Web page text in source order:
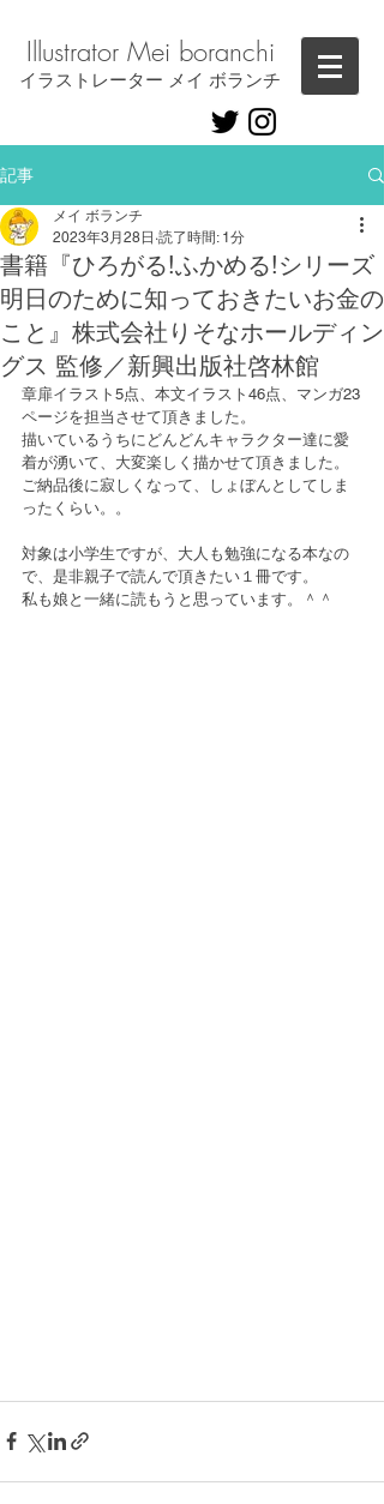
Illustrator ​Mei boranchi
​イラストレーター メイ ボランチ
記事
書籍『ひろがる!ふかめる!シリーズ
明日のために知っておきたいお金の
こと』株式会社りそなホールディン
グス 監修／新興出版社啓林館
メイ ボランチ
2023年3月28日 読了時間: 1分
章扉イラスト5点、本文イラスト46点、マンガ23
ページを担当させて頂きました。
描いているうちにどんどんキャラクター達に愛
着が湧いて、大変楽しく描かせて頂きました。
ご納品後に寂しくなって、しょぼんとしてしま
ったくらい。。
対象は小学生ですが、大人も勉強になる本なの
で、是非親子で読んで頂きたい１冊です。
私も娘と一緒に読もうと思っています。＾＾